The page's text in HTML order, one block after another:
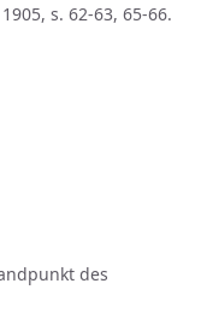
s. 62-63, 65-66.
des